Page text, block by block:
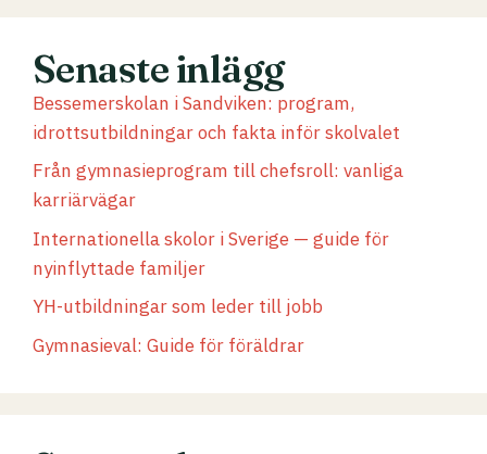
Senaste inlägg
Bessemerskolan i Sandviken: program,
idrottsutbildningar och fakta inför skolvalet
Från gymnasieprogram till chefsroll: vanliga
karriärvägar
Internationella skolor i Sverige — guide för
nyinflyttade familjer
YH-utbildningar som leder till jobb
Gymnasieval: Guide för föräldrar